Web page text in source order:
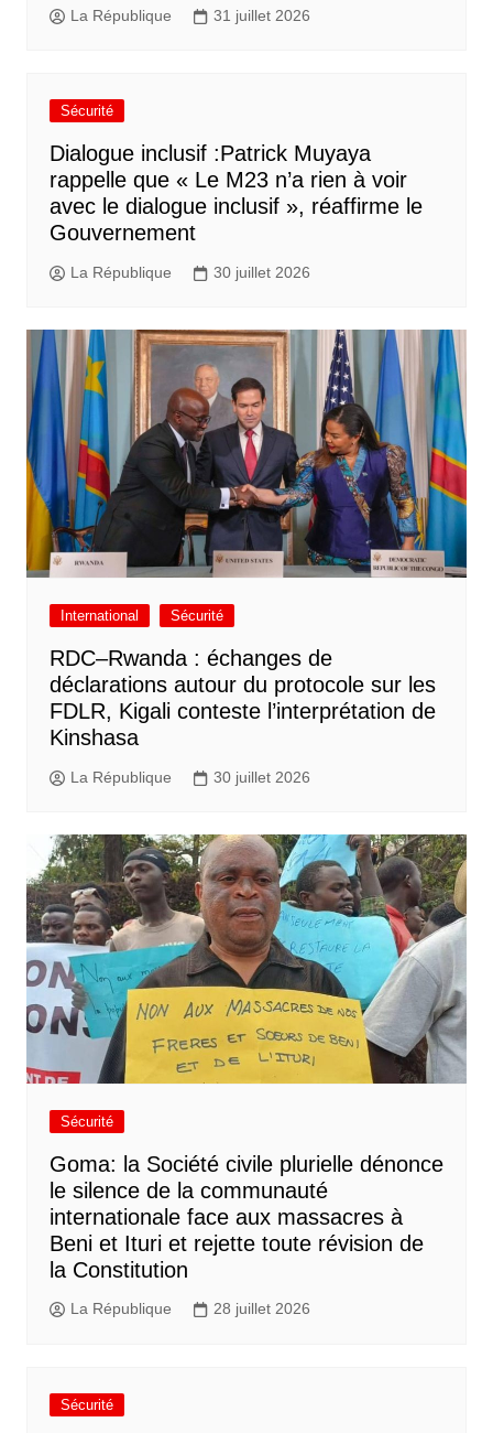
La République 31 juillet 2026
Sécurité
Dialogue inclusif :Patrick Muyaya
rappelle que « Le M23 n’a rien à voir
avec le dialogue inclusif », réaffirme le
Gouvernement
La République 30 juillet 2026
International Sécurité
RDC–Rwanda : échanges de
déclarations autour du protocole sur les
FDLR, Kigali conteste l’interprétation de
Kinshasa
La République 30 juillet 2026
Sécurité
Goma: la Société civile plurielle dénonce
le silence de la communauté
internationale face aux massacres à
Beni et Ituri et rejette toute révision de
la Constitution
La République 28 juillet 2026
Sécurité